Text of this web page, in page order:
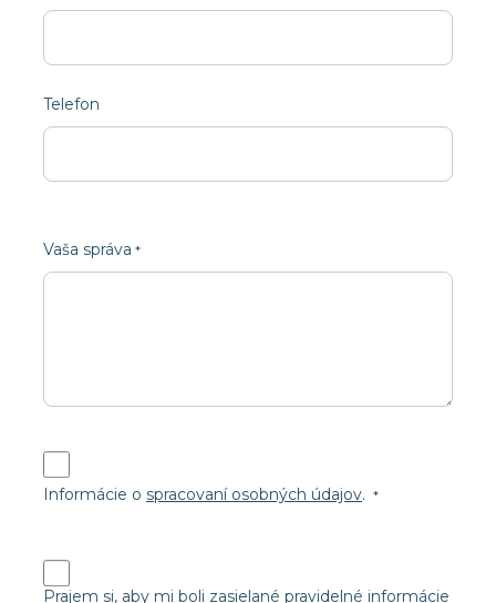
Telefon
Vaša správa
Informácie o spracovaní osobných údajov.
Prajem si, aby mi boli zasielané pravidelné informácie